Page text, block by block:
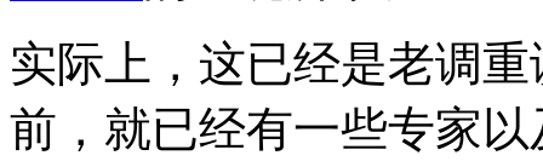
实际上，这已经是老调
前，就已经有一些专家